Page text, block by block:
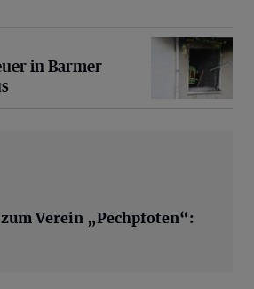
in Barmer Mehrfamilienhaus
in Barmer
Verein „Pechpfoten“: